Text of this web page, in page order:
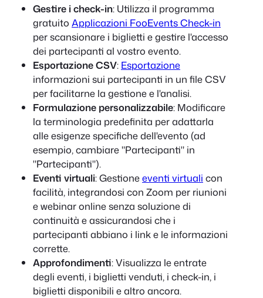
Gestire i check-in: Utilizza il programma
gratuito Applicazioni FooEvents Check-in
per scansionare i biglietti e gestire l'accesso
dei partecipanti al vostro evento.
Esportazione CSV: Esportazione
informazioni sui partecipanti in un file CSV
per facilitarne la gestione e l'analisi.
Formulazione personalizzabile: Modificare
la terminologia predefinita per adattarla
alle esigenze specifiche dell'evento (ad
esempio, cambiare "Partecipanti" in
"Partecipanti").
Eventi virtuali: Gestioneeventi virtuali con
facilità, integrandosi con Zoom per riunioni
e webinar online senza soluzione di
continuità e assicurandosi che i
partecipanti abbiano i link e le informazioni
corrette.
Approfondimenti: Visualizza le entrate
degli eventi, i biglietti venduti, i check-in, i
biglietti disponibili e altro ancora.